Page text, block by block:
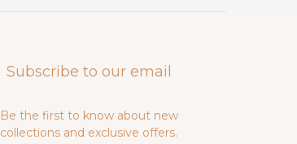
Subscribe to our email
Be the first to know about new
collections and exclusive offers.